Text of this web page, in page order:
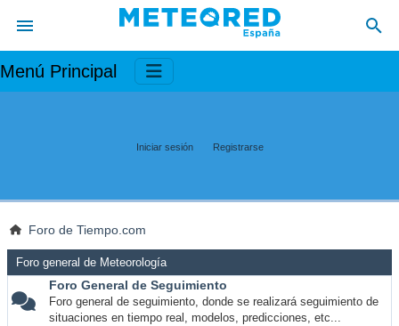
Menú Principal
Iniciar sesión Registrarse
Foro de Tiempo.com
Foro general de Meteorología
Foro General de Seguimiento
Foro general de seguimiento, donde se realizará seguimiento de
situaciones en tiempo real, modelos, predicciones, etc...